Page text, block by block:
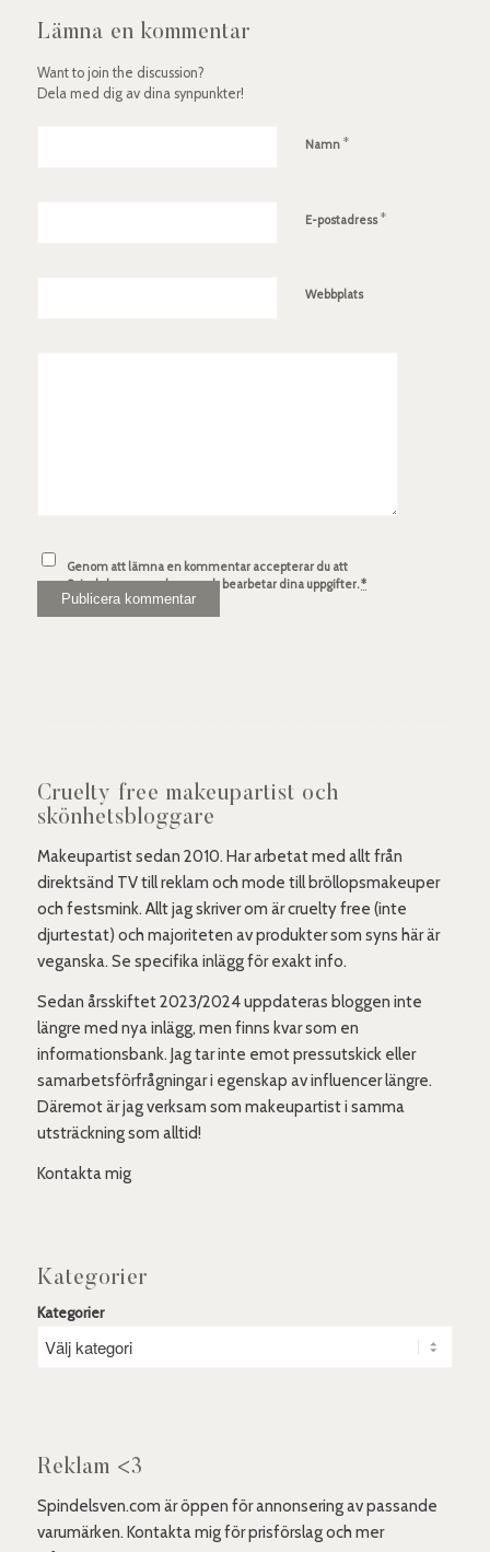
Lämna en kommentar
Want to join the discussion?
Dela med dig av dina synpunkter!
Namn *
E-postadress*
Webbplats
Genom att lämna en kommentar accepterar du att
Spindelsven.com lagrar och bearbetar dina uppgifter.*
Cruelty free makeupartist och
skönhetsbloggare
Makeupartist sedan 2010. Har arbetat med allt från
direktsänd TV till reklam och mode till bröllopsmakeuper
och festsmink. Allt jag skriver om är cruelty free (inte
djurtestat) och majoriteten av produkter som syns här är
veganska. Se specifika inlägg för exakt info.
Sedan årsskiftet 2023/2024 uppdateras bloggen inte
längre med nya inlägg, men finns kvar som en
informationsbank. Jag tar inte emot pressutskick eller
samarbetsförfrågningar i egenskap av influencer längre.
Däremot är jag verksam som makeupartist i samma
utsträckning som alltid!
Kontakta mig
Kategorier
Kategorier
Reklam <3
Spindelsven.com är öppen för annonsering av passande
varumärken. Kontakta mig för prisförslag och mer